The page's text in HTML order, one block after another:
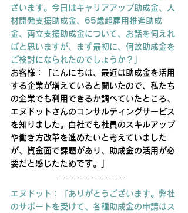
ざいます。今日はキャリアアップ助成金、人
材開発支援助成金、65歳超雇用推進助成
金、両立支援助成金について、お話を伺えれ
ばと思いますが、まず最初に、何故助成金を
ご検討になられたのでしょうか？」
お客様：「こんにちは、最近は助成金を活用
する企業が増えていると聞いたので、私たち
の企業でも利用できるか調べていたところ、
エヌドットさんのコンサルティングサービス
を知りました。自社でも社員のスキルアップ
や働き方改革を進めたいと考えていました
が、資金面で課題があり、助成金の活用が必
要だと感じたためです。」
エヌドット：「ありがとうございます。弊社
のサポートを受けて、各種助成金の申請はス